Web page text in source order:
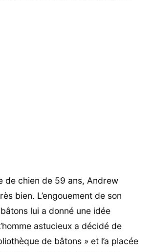
de chien de 59 ans, Andrew
bien. L’engouement de son
lui a donné une idée
astucieux a décidé de
de bâtons » et l’a placée